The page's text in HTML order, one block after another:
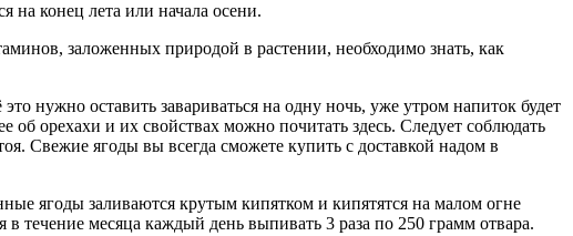
конец лета или начала осени.
заложенных природой в растении, необходимо знать, как
нужно оставить завариваться на одну ночь, уже утром напиток будет
орехахи и их свойствах можно почитать здесь. Следует соблюдать
Свежие ягоды вы всегда сможете купить с доставкой надом в
ягоды заливаются крутым кипятком и кипятятся на малом огне
течение месяца каждый день выпивать 3 раза по 250 грамм отвара.